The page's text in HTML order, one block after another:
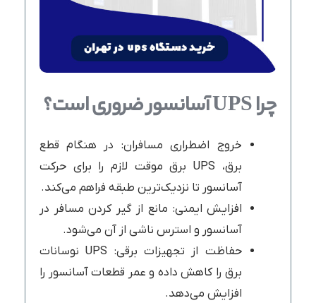
چرا UPS آسانسور ضروری است؟
خروج اضطراری مسافران: در هنگام قطع
برق، UPS برق موقت لازم را برای حرکت
آسانسور تا نزدیک‌ترین طبقه فراهم می‌کند.
افزایش ایمنی: مانع از گیر کردن مسافر در
آسانسور و استرس ناشی از آن می‌شود.
حفاظت از تجهیزات برقی: UPS نوسانات
برق را کاهش داده و عمر قطعات آسانسور را
افزایش می‌دهد.